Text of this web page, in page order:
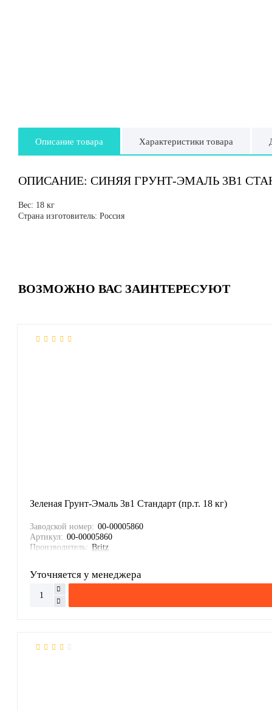
Описание товара Характеристики товара
ОПИСАНИЕ: СИНЯЯ ГРУНТ-ЭМАЛЬ 3В1
Вес: 18 кг
Страна изготовитель: Россия
ВОЗМОЖНО ВАС ЗАИНТЕРЕСУЮТ
Зеленая Грунт-Эмаль 3в1 Стандарт (пр.т. 18 кг)
Заводской номер: 00-00005860
Артикул: 00-00005860
Производитель: Britz
Уточняется у менеджера